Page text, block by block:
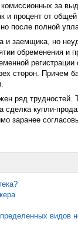
за
и процент от
после полной
и заемщика, но
обременения и
сторон. Причем
ряд
сделка купли-
заранее